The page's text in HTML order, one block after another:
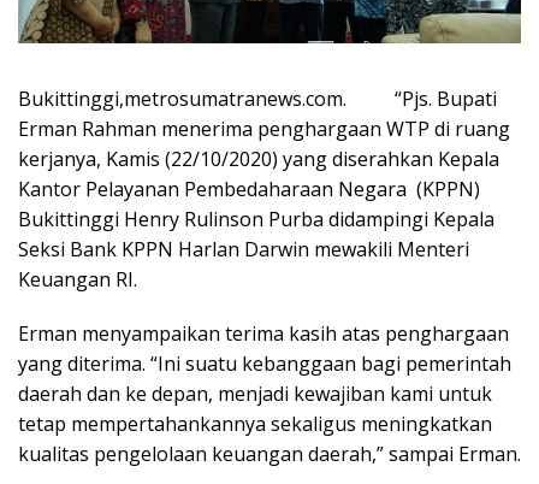
Bukittinggi,metrosumatranews.com. “Pjs. Bupati
Erman Rahman menerima penghargaan WTP di ruang
kerjanya, Kamis (22/10/2020) yang diserahkan Kepala
Kantor Pelayanan Pembedaharaan Negara (KPPN)
Bukittinggi Henry Rulinson Purba didampingi Kepala
Seksi Bank KPPN Harlan Darwin mewakili Menteri
Keuangan RI.
Erman menyampaikan terima kasih atas penghargaan
yang diterima. “Ini suatu kebanggaan bagi pemerintah
daerah dan ke depan, menjadi kewajiban kami untuk
tetap mempertahankannya sekaligus meningkatkan
kualitas pengelolaan keuangan daerah,” sampai Erman.